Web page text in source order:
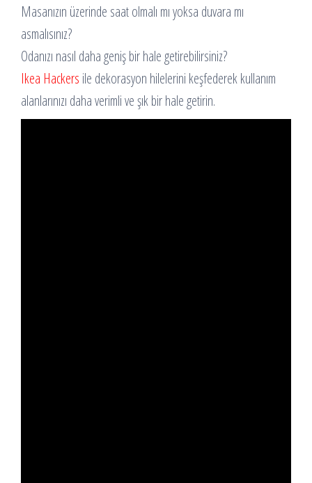
Masanızın üzerinde saat olmalı mı yoksa duvara mı
asmalısınız?
Odanızı nasıl daha geniş bir hale getirebilirsiniz?
Ikea Hackers ile dekorasyon hilelerini keşfederek kullanım
alanlarınızı daha verimli ve şık bir hale getirin.